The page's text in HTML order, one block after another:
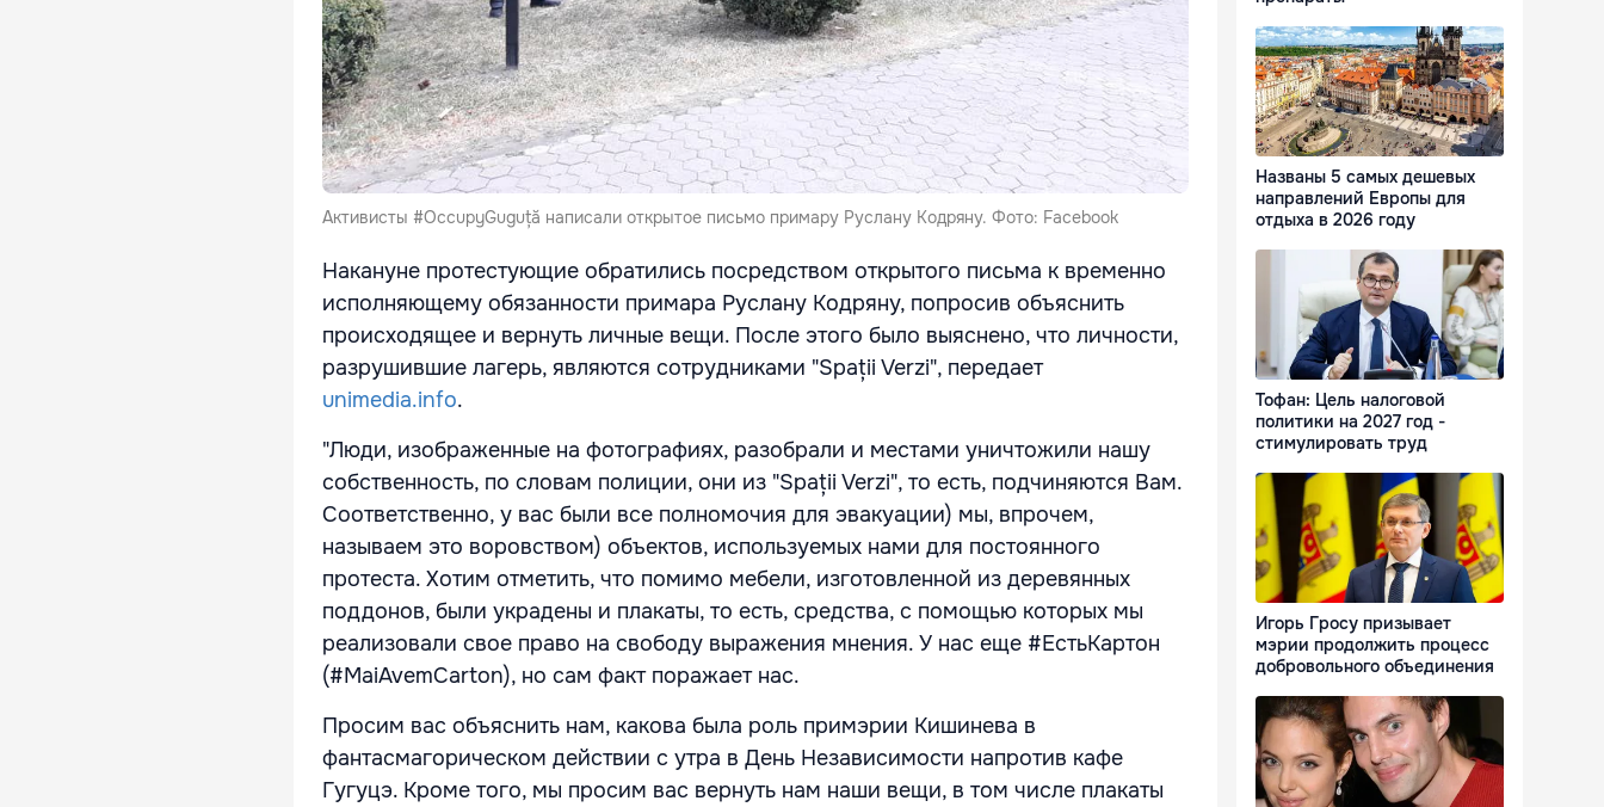
Активисты #OccupyGuguță написали открытое письмо примару Руслану Кодряну. Фото: Facebook
Накануне протестующие обратились посредством открытого письма к временно
исполняющему обязанности примара Руслану Кодряну, попросив объяснить
происходящее и вернуть личные вещи. После этого было выяснено, что личности,
разрушившие лагерь, являются сотрудниками "Spații Verzi", передает
unimedia.info.
"Люди, изображенные на фотографиях, разобрали и местами уничтожили нашу
собственность, по словам полиции, они из "Spații Verzi", то есть, подчиняются Вам.
Соответственно, у вас были все полномочия для эвакуации) мы, впрочем,
называем это воровством) объектов, используемых нами для постоянного
протеста. Хотим отметить, что помимо мебели, изготовленной из деревянных
поддонов, были украдены и плакаты, то есть, средства, с помощью которых мы
реализовали свое право на свободу выражения мнения. У нас еще #ЕстьКартон
(#MaiAvemCarton), но сам факт поражает нас.
Просим вас объяснить нам, какова была роль примэрии Кишинева в
фантасмагорическом действии с утра в День Независимости напротив кафе
Гугуцэ. Кроме того, мы просим вас вернуть нам наши вещи, в том числе плакаты
Названы 5 самых дешевых
направлений Европы для
отдыха в 2026 году
Тофан: Цель налоговой
политики на 2027 год -
стимулировать труд
Игорь Гросу призывает
мэрии продолжить процесс
добровольного объединения